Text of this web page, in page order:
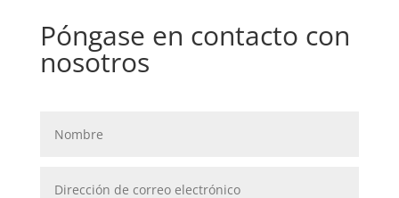
Póngase en contacto con
nosotros